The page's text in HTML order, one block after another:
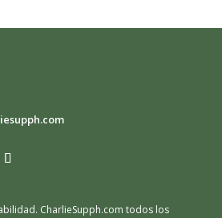
CharlieSupph.com todos los